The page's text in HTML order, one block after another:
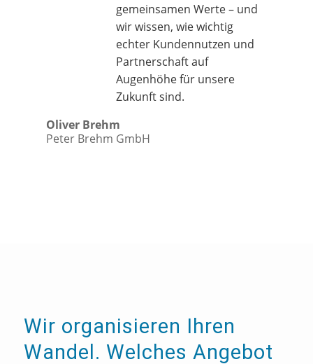
gemeinsamen Werte – und
wir wissen, wie wichtig
echter Kundennutzen und
Partnerschaft auf
Augenhöhe für unsere
Zukunft sind.
Oliver Brehm
Peter Brehm GmbH
Wir organisieren Ihren
Wandel. Welches Angebot